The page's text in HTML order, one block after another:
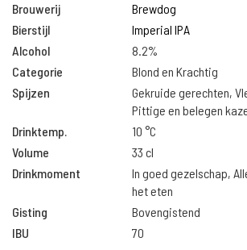
Brouwerij
Brewdog
Bierstijl
Imperial IPA
Alcohol
8.2%
Categorie
Blond en Krachtig
Spijzen
Gekruide gerechten,
Pittige en belegen
Drinktemp.
10 °C
Volume
33 cl
Drinkmoment
In goed gezelschap,
het eten
Gisting
Bovengistend
IBU
70